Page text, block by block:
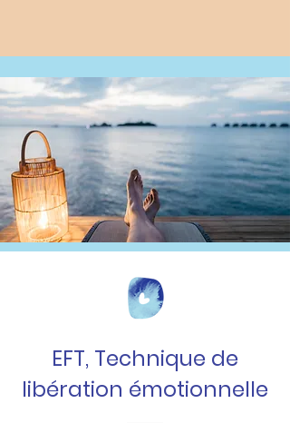
EFT, Technique de
libération émotionnelle